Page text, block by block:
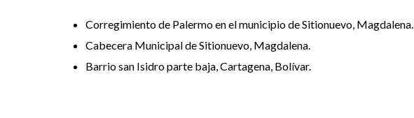
Corregimiento de Palermo en el municipio de Sitionuevo, Magdalena.
Cabecera Municipal de Sitionuevo, Magdalena.
Barrio san Isidro parte baja, Cartagena, Bolívar.